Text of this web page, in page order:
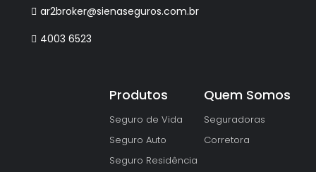
ar2broker@sienaseguros.com.br
4003 6523
Produtos
Seguro de Vida
Seguro Auto
Seguro Residência
Quem Somos
Seguradoras
Corretora